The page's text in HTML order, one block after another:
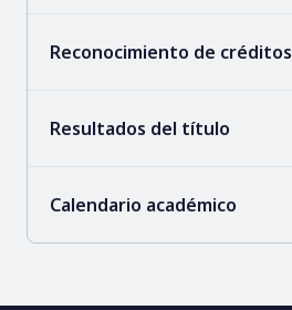
Reconocimiento de créditos
Resultados del título
Calendario académico